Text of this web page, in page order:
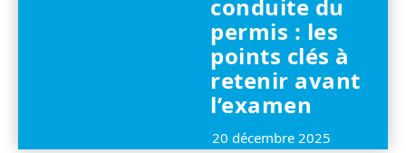
conduite du
permis : les
points clés à
retenir avant
l’examen
20 décembre 2025